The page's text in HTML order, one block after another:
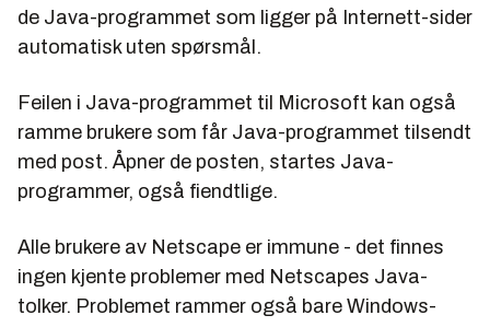
de Java-programmet som ligger på Internett-sider
automatisk uten spørsmål.
Feilen i Java-programmet til Microsoft kan også
ramme brukere som får Java-programmet tilsendt
med post. Åpner de posten, startes Java-
programmer, også fiendtlige.
Alle brukere av Netscape er immune - det finnes
ingen kjente problemer med Netscapes Java-
tolker. Problemet rammer også bare Windows-